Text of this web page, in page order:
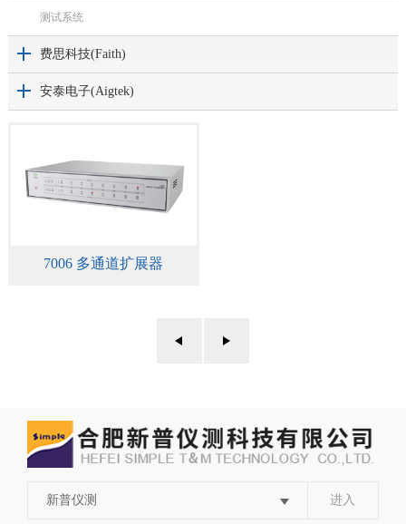
测试系统
费思科技(Faith)
安泰电子(Aigtek)
7006 多通道扩展器
新普仪测 进入